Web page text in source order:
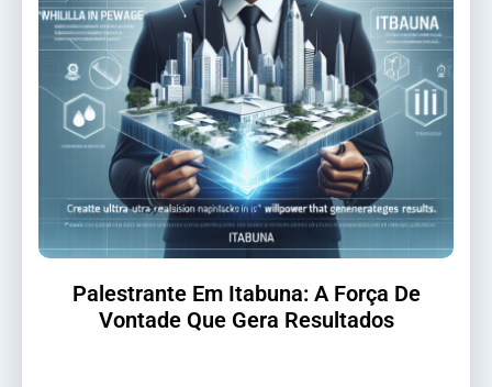
Palestrante Em Itabuna: A Força De
Vontade Que Gera Resultados